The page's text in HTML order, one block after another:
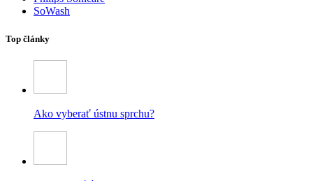
SoWash
Top články
Ako vyberať ústnu sprchu?